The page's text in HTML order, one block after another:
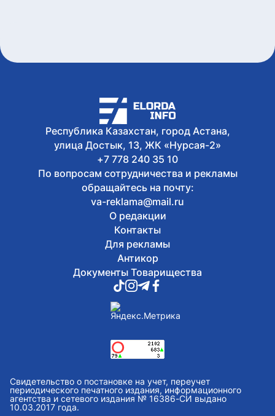
В Астане 9 августа перекроют ряд
дорог из-за фестиваля Jüregımnıñ
Jenımpazy
6 августа, 2026
В Казахстане издали книгу с
избранными высказываниями Касым-
Республика Казахстан, город Астана,
улица Достык, 13, ЖК «Нурсая-2»
+7 778 240 35 10
По вопросам сотрудничества и рекламы
обращайтесь на почту:
va-reklama@mail.ru
О редакции
Контакты
Для рекламы
Антикор
Документы Товарищества
Свидетельство о постановке на учет, переучет
периодического печатного издания, информационного
агентства и сетевого издания № 16386-СИ выдано
10.03.2017 года.